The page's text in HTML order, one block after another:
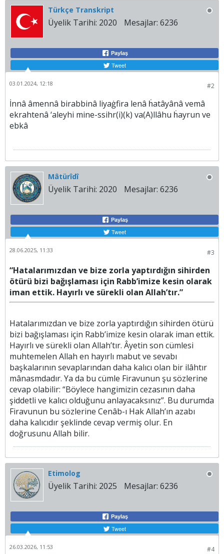
Türkçe Transkript
Üyelik Tarihi: 2020 Mesajlar: 6236
Paylaş
Tweet
#2
03.01.2024, 12:18
İnnâ âmennâ birabbinâ liyaġfira lenâ ḣatâyânâ vemâ
ekrahtenâ ‘aleyhi mine-ssihr(i)(k) va(A)llâhu ḣayrun ve
ebkâ
Mâtürîdî
Üyelik Tarihi: 2020 Mesajlar: 6236
Paylaş
Tweet
#3
28.06.2025, 11:33
“Hatalarımızdan ve bize zorla yaptırdığın sihirden
ötürü bizi bağışlaması için Rabb’imize kesin olarak
iman ettik. Hayırlı ve sürekli olan Allah’tır.”
Hatalarımızdan ve bize zorla yaptırdığın sihirden ötürü
bizi bağışlaması için Rabb’imize kesin olarak iman ettik.
Hayırlı ve sürekli olan Allah’tır. Âyetin son cümlesi
muhtemelen Allah en hayırlı mabut ve sevabı
başkalarının sevaplarından daha kalıcı olan bir ilâhtır
mânasmdadır. Ya da bu cümle Firavunun şu sözlerine
cevap olabilir: “Böylece hangimizin cezasının daha
şiddetli ve kalıcı olduğunu anlayacaksınız”. Bu durumda
Firavunun bu sözlerine Cenâb-ı Hak Allah’ın azabı
daha kalıcıdır şeklinde cevap vermiş olur. En
doğrusunu Allah bilir.​
Etimolog
Üyelik Tarihi: 2025 Mesajlar: 6236
Paylaş
Tweet
#4
26.03.2026, 11:53